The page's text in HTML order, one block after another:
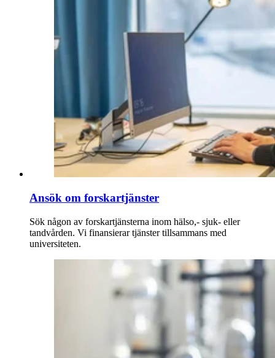
Ansök om forskartjänster
Sök någon av forskartjänsterna inom hälso,- sjuk- eller
tandvården. Vi finansierar tjänster tillsammans med
universiteten.